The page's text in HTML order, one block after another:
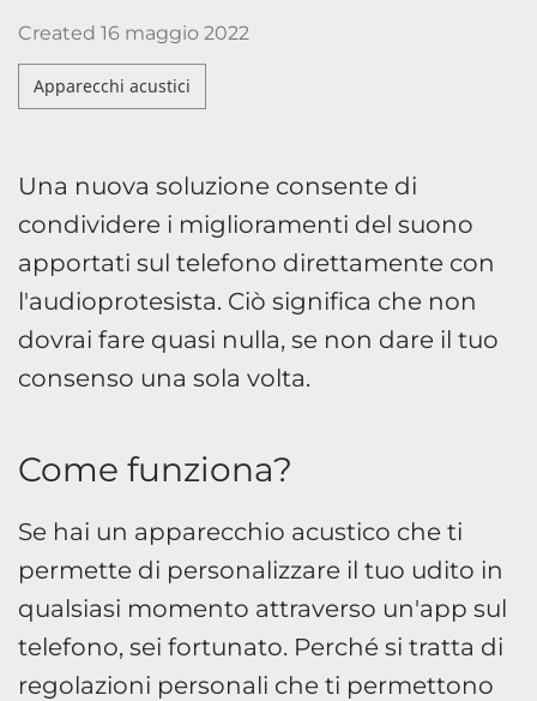
Created 16 maggio 2022
Apparecchi acustici
Una nuova soluzione consente di
condividere i miglioramenti del suono
apportati sul telefono direttamente con
l'audioprotesista. Ciò significa che non
dovrai fare quasi nulla, se non dare il tuo
consenso una sola volta.
Come funziona?
Se hai un apparecchio acustico che ti
permette di personalizzare il tuo udito in
qualsiasi momento attraverso un'app sul
telefono, sei fortunato. Perché si tratta di
regolazioni personali che ti permettono